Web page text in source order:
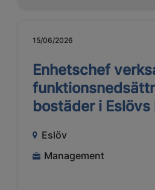
15/06/2026
Enhetschef
bostäder i Eslövs
Eslöv
Management